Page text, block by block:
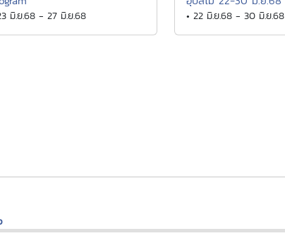
มิ.ย.68 - 27 มิ.ย.68 • 22 มิ.ย.68 - 30 มิ.ย.68